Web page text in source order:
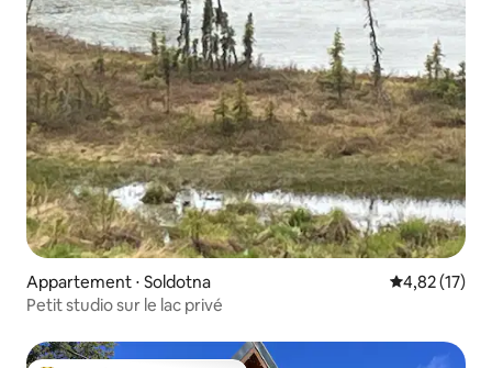
Appartement ⋅ Soldotna Évaluation
4,82 (17)
Petit studio sur le lac privé